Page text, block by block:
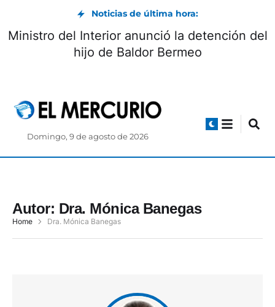
Noticias de última hora:
Ministro del Interior anunció la detención del
hijo de Baldor Bermeo
Domingo, 9 de agosto de 2026
Autor: Dra. Mónica Banegas
Home Dra. Mónica Banegas